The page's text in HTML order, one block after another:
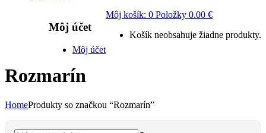
Môj košík: 0 Položky 0.00 €
Košík neobsahuje žiadne produkty.
Môj účet
Môj účet
Rozmarín
HomeProdukty so značkou “Rozmarín”